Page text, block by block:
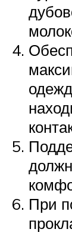
При